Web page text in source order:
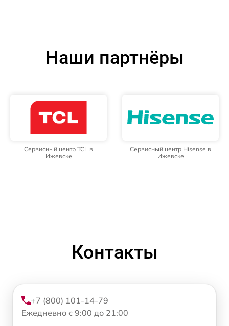
Наши партнёры
Сервисный центр TCL в
Ижевске
Сервисный центр Hisense в
Ижевске
Контакты
+7 (800) 101-14-79
Ежедневно с 9:00 до 21:00